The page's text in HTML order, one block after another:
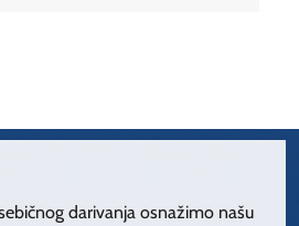
darivanja osnažimo našu